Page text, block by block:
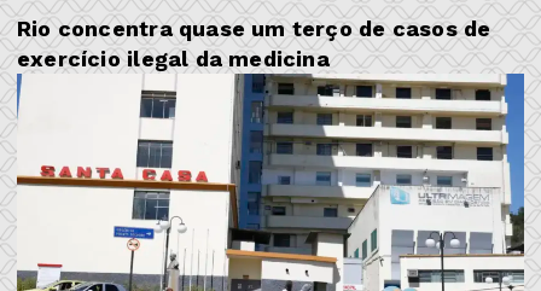
Rio concentra quase um terço de casos de
exercício ilegal da medicina